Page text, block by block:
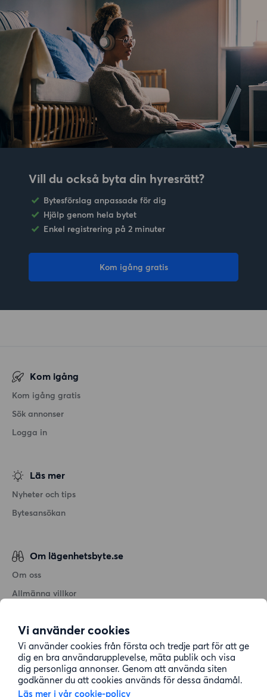
Vi använder cookies
Vi använder cookies från första och tredje part för att ge
dig en bra användarupplevelse, mäta publik och visa
dig personliga annonser. Genom att använda siten
godkänner du att cookies används för dessa ändamål.
Läs mer i vår cookie-policy
Vill du också byta din hyresrätt?
Bytesförslag anpassade för dig
Hjälp genom hela bytet
Enkel registrering på 2 minuter
Kom igång gratis
Kom igång
Kom igång gratis
Sök annonser
Logga in
Läs mer
Nyheter och tips
Bytesansökan
Om lägenhetsbyte.se
Om oss
Allmänna villkor
Cookiepolicy
Sitemap
Kundtjänst